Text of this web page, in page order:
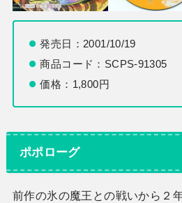
発売日：2001/10/19
商品コード：SCPS-91305
価格：1,800円
ポポローグ
前作の氷の魔王との戦いから２